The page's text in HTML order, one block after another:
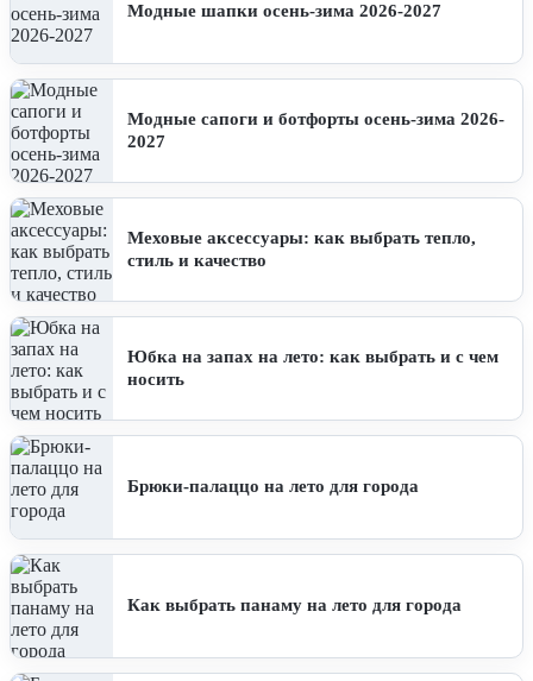
Модные шапки осень-зима 2026-2027
Модные сапоги и ботфорты осень-зима 2026-
2027
Меховые аксессуары: как выбрать тепло,
стиль и качество
Юбка на запах на лето: как выбрать и с чем
носить
Брюки-палаццо на лето для города
Как выбрать панаму на лето для города